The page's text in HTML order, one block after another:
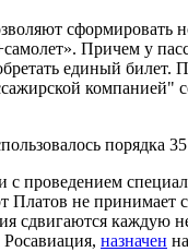
сформировать
Причем у
единый билет.
компанией"
порядка
с проведением
Платов не принимает
сдвигаются каждую
назначен